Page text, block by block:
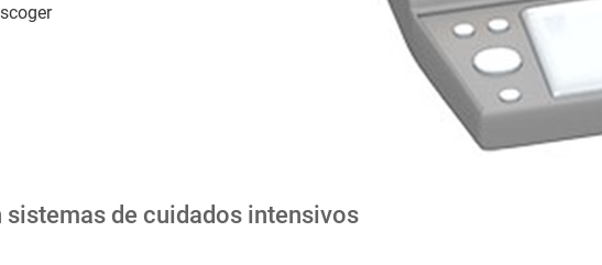
de cuidados intensivos